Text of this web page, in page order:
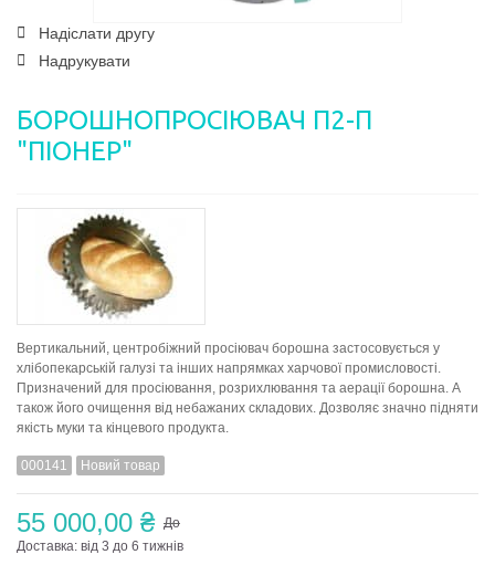
Надіслати другу
Надрукувати
БОРОШНОПРОСІЮВАЧ П2-П
"ПІОНЕР"
Вертикальний, центробіжний просіювач борошна застосовується у
хлібопекарській галузі та інших напрямках харчової промисловості.
Призначений для просіювання, розрихлювання та аерації борошна. А
також його очищення від небажаних складових. Дозволяє значно підняти
якість муки та кінцевого продукта.
000141 Новий товар
55 000,00 ₴ До
Доставка: від 3 до 6 тижнів